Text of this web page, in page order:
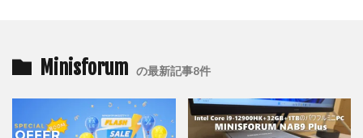
Minisforum の最新記事8件